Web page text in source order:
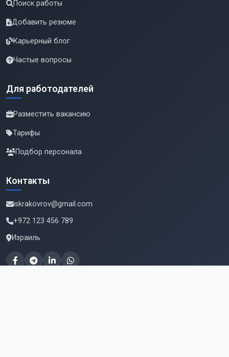
Поиск работы
Добавить резюме
Карьерный блог
Частые вопросы
Для работодателей
Разместить вакансию
Тарифы
Подбор персонала
Контакты
iskrakovrov@gmail.com
+972 123 456 789
Израиль